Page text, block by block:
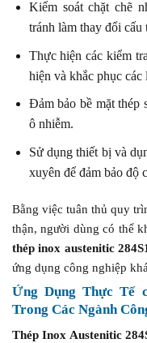
Kiểm soát chặt chẽ
tránh làm thay đổi
Thực hiện các kiểm
hiện và khắc phục
Đảm bảo bề mặt thép
ô nhiễm.
Sử dụng thiết bị và
xuyên để đảm bảo độ
Bằng việc tuân thủ quy
thận, người dùng có thể
thép inox austenitic
ứng dụng công nghiệp
Ứng Dụng Thực Tế
Trong Các Ngành
Thép Inox Austenitic